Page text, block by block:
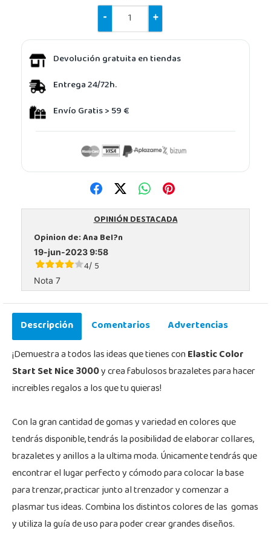
-
+
Devolución gratuita en tiendas
Entrega 24/72h.
Envío Gratis > 59 €
OPINIÓN DESTACADA
Opinion de:Ana Bel?n
19-jun-2023 9:58
4/ 5
Nota 7
Descripción Comentarios
Advertencias
¡Demuestra a todos las ideas que tienes conElastic Color
Start Set Nice 3000y crea fabulosos brazaletes para hacer
increibles regalos a los que tu quieras!
Con la gran cantidad de gomas y variedad en colores que
tendrás disponible, tendrás la posibilidad de elaborar collares,
brazaletes y anillos a la ultima moda. Únicamente tendrás que
encontrar el lugar perfecto y cómodo para colocar la base
para trenzar, practicar junto al trenzador y comenzar a
plasmar tus ideas. Combina los distintos colores de las gomas
y utiliza la guía de uso para poder crear grandes diseños.